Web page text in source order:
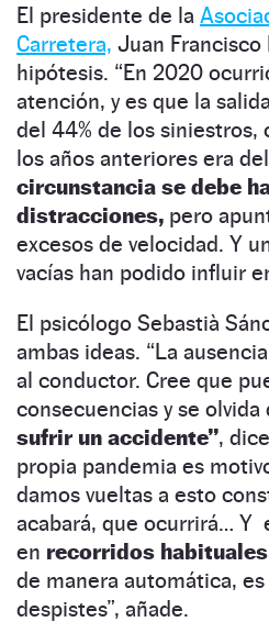
El presidente de la
Carretera, Juan Francisco
hipótesis. “En 2020
atención, y es que la
del 44% de los siniestros,
los años anteriores era
circunstancia se debe
distracciones, pero
excesos de velocidad. Y
vacías han podido influir
El psicólogo Sebastià
ambas ideas. “La
al conductor. Cree que
consecuencias y se olvida
sufrir un accidente”,
propia pandemia es
damos vueltas a esto
acabará, que ocurrirá… Y
en recorridos
de manera automática,
despistes”, añade.